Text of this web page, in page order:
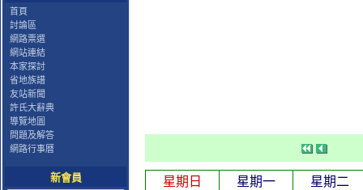
首頁
討論區
網路票選
網站連結
本家探討
省地族譜
友站新聞
許氏大辭典
導覽地圖
問題及解答
網路行事曆
新會員 星期日 星期一
星期二